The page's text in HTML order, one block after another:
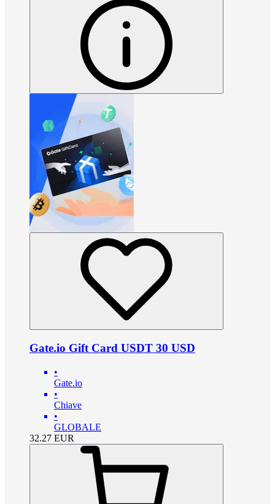
Gate.io Gift Card USDT 30 USD
•
Gate.io
•
Chiave
•
GLOBALE
32.27 EUR